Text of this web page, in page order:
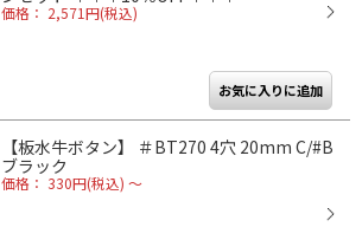
価格： 2,571円(税込)
【板水牛ボタン】 ＃BT270 4穴 20mm C/#B
ブラック
価格： 330円(税込) ～